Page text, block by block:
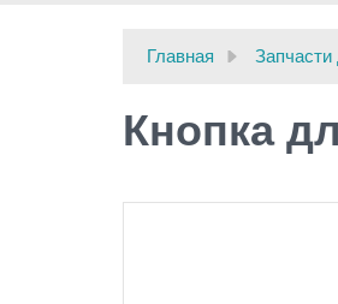
Главная Запчасти
Кнопка